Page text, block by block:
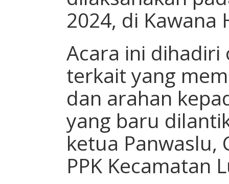
2024, di Kawana
Acara ini dihadiri
terkait yang
dan arahan
yang baru
ketua Panwaslu,
PPK Kecamatan